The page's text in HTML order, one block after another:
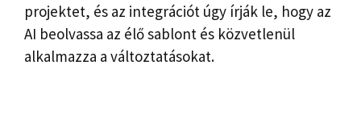
projektet, és az integrációt úgy írják le, hogy az
AI beolvassa az élő sablont és közvetlenül
alkalmazza a változtatásokat.